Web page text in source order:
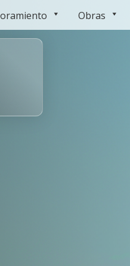
Obras